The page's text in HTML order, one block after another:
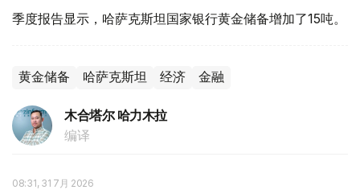
季度报告显示，哈萨克斯坦国家银行黄金储备增加了15吨。
黄金储备 哈萨克斯坦 经济 金融
木合塔尔 哈力木拉
编译
08:31, 31 7月 2026